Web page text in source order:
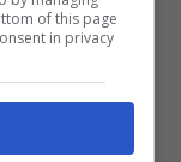
in due
La nuova
Damiano
of this page
in privacy